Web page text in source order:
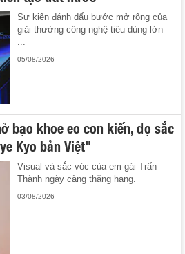
Sự kiện đánh dấu bước mở rộng của
giải thưởng công nghệ tiêu dùng lớn
05/08/2026
bạo khoe eo con kiến, đọ sắc
Kyo bản Việt"
Visual và sắc vóc của em gái Trấn
Thành ngày càng thăng hạng.
03/08/2026